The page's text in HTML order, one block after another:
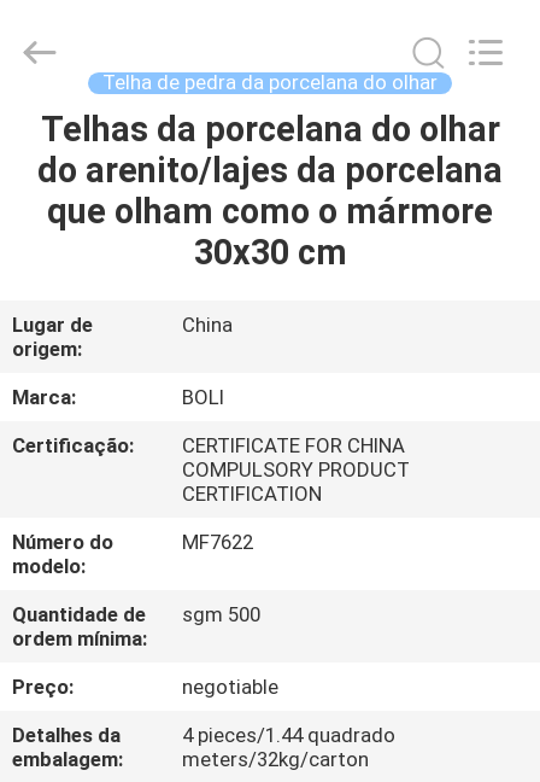
PARA
CASA
VÍDEOS
SOBRE
NÓS
À
FÁBRICA
CONTROLE
DE
QUALIDADE
CERAMICS
CO.,LTD..
Reserved.
Telha de pedra da porcelana do olhar
Telhas da porcelana do olhar
do arenito/lajes da porcelana
que olham como o mármore
30x30 cm
Lugar de
origem:
China
Marca:
BOLI
Certificação:
CERTIFICATE FOR CHINA
COMPULSORY PRODUCT
CERTIFICATION
Número do
modelo:
MF7622
Quantidade de
ordem mínima:
sgm 500
Preço:
negotiable
Detalhes da
embalagem:
4 pieces/1.44 quadrado
meters/32kg/carton